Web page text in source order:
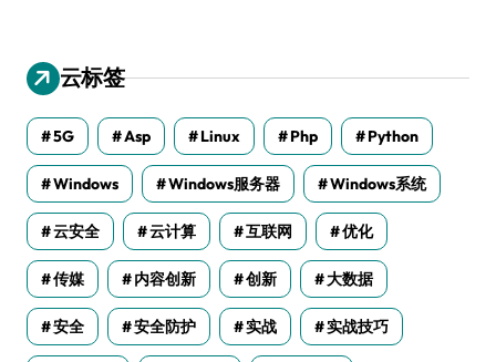
云标签
5G Asp Linux Php Python
Windows Windows服务器 Windows系统
云安全 云计算 互联网 优化
传媒 内容创新 创新 大数据
安全 安全防护 实战 实战技巧